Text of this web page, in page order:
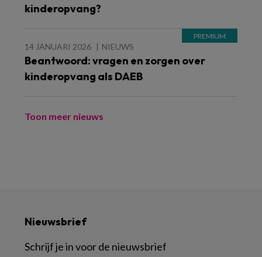
kinderopvang?
14 JANUARI 2026 NIEUWS
Beantwoord: vragen en zorgen over
kinderopvang als DAEB
Toon meer nieuws
Nieuwsbrief
Schrijf je in voor de nieuwsbrief